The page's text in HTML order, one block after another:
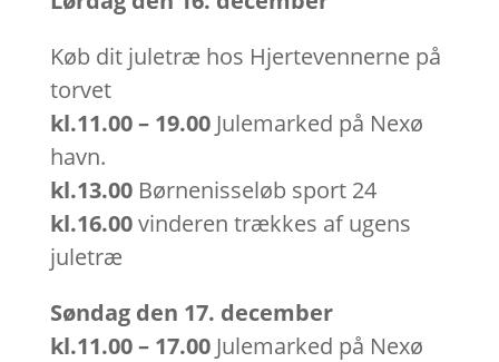
Køb dit juletræ hos Hjertevennerne på
torvet
kl.11.00 – 19.00Julemarked på Nexø
havn.
kl.13.00Børnenisseløb sport 24
kl.16.00vinderen trækkes af ugens
juletræ
Søndag den 17. december
kl.11.00 – 17.00Julemarked på Nexø